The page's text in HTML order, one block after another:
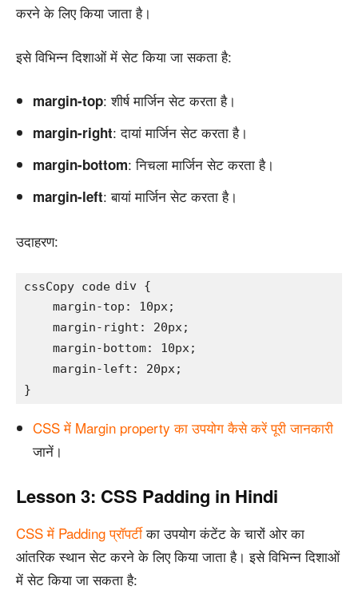
करने के लिए किया जाता है।
इसे विभिन्न दिशाओं में सेट किया जा सकता है:
margin-top: शीर्ष मार्जिन सेट करता है।
margin-right: दायां मार्जिन सेट करता है।
margin-bottom: निचला मार्जिन सेट करता है।
margin-left: बायां मार्जिन सेट करता है।
उदाहरण:
cssCopy code div {
CSS में Margin property का उपयोग कैसे करें पूरी जानकारी
जानें।
Lesson 3: CSS Padding in Hindi
CSS में Padding प्रॉपर्टीका उपयोग कंटेंट के चारों ओर का
आंतरिक स्थान सेट करने के लिए किया जाता है। इसे विभिन्न दिशाओं
में सेट किया जा सकता है: